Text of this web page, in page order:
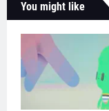
You might like